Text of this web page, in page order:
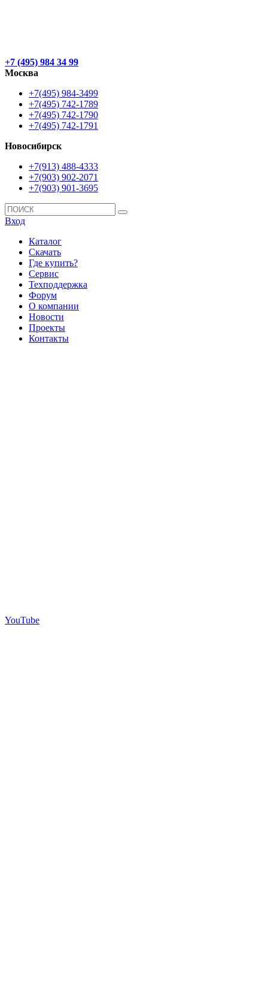
+7 (495) 984 34 99
Москва
+7(495) 984-3499
+7(495) 742-1789
+7(495) 742-1790
+7(495) 742-1791
Новосибирск
+7(913) 488-4333
+7(903) 902-2071
+7(903) 901-3695
Вход
Каталог
Скачать
Где купить?
Сервис
Техподдержка
Форум
О компании
Новости
Проекты
Контакты
YouTube